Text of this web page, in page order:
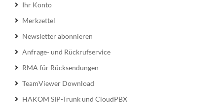
Ihr Konto
Merkzettel
Newsletter abonnieren
Anfrage- und Rückrufservice
RMA für Rücksendungen
TeamViewer Download
HAKOM SIP-Trunk und CloudPBX